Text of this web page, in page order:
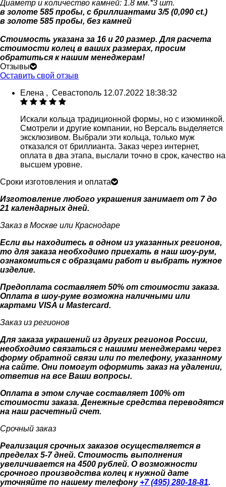
Диаметр и количество камней: 1.8 мм.*3 шт.
в золоте 585 пробы, с бриллиантами 3/5 (0,090 ct.)
в золоте 585 пробы, без камней
Стоимость указана за 16 и 20 размер. Для расчета
стоимости колец в ваших размерах, просим
обратиться к нашим менеджерам!
Отзывы
Оставить свой отзыв
Елена , Севастополь 12.07.2022 18:38:32
Искали кольца традиционной формы, но с изюминкой.
Смотрели и другие компании, но Версаль выделяется
эксклюзивом. Выбрали эти кольца, только муж
отказался от бриллианта. Заказ через интернет,
оплата в два этапа, выслали точно в срок, качество на
высшем уровне.
Сроки изготовления и оплата
Изготовление любого украшения занимает от 7 до
21 календарных дней.
Заказ в Москве или Краснодаре
Если вы находитесь в одном из указанных регионов,
то для заказа необходимо приехать в наш шоу-рум,
ознакомиться с образцами работ и выбрать нужное
изделие.
Предоплата составляет 50% от стоимости заказа.
Оплата в шоу-руме возможна наличными или
картами VISA и Mastercard.
Заказ из регионов
Для заказа украшений из других регионов России,
необходимо связаться с нашими менеджерами через
форму обратной связи или по телефону, указанному
на сайте. Они помогут оформить заказ на удалении,
ответив на все Ваши вопросы.
Оплата в этом случае составляет 100% от
стоимости заказа. Денежные средства переводятся
на наш расчетный счет.
Срочный заказ
Реализация срочных заказов осуществляется в
пределах 5-7 дней. Стоимость выполнения
увеличивается на 4500 рублей. О возможности
срочного производства колец к нужной дате
уточняйте по нашему телефону +7 (495) 280-18-81.